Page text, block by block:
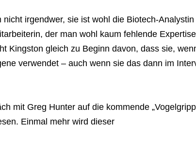
irgendwer, sie ist wohl die Biotech-
der man wohl kaum fehlende
Kingston gleich zu Beginn davon, dass sie,
verwendet – auch wenn sie das dann im
mit Greg Hunter auf die kommende
Einmal mehr wird dieser